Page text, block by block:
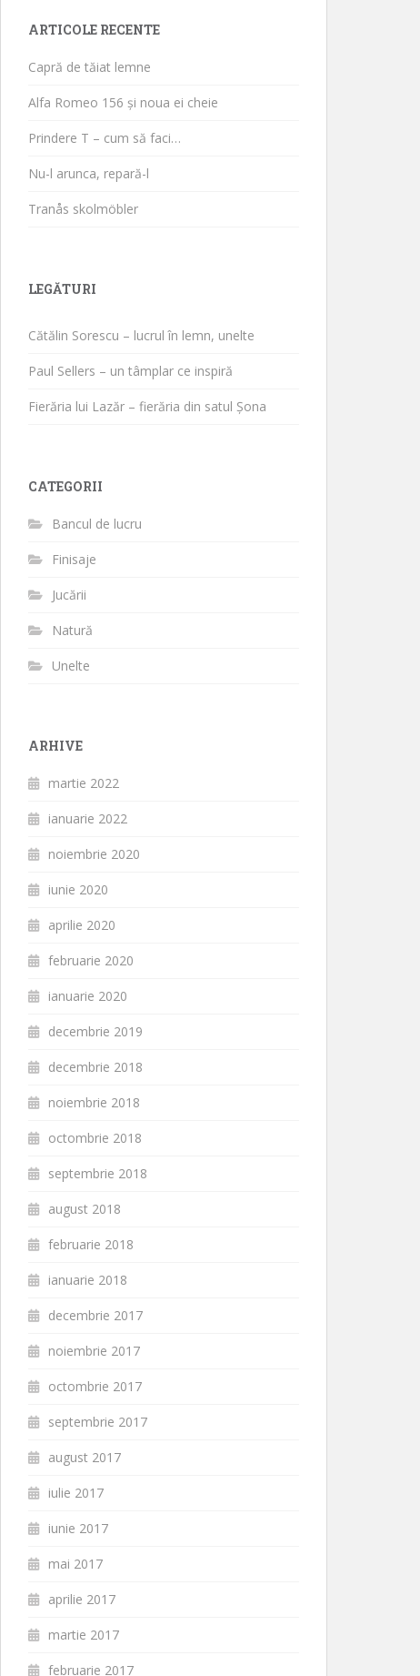
ARTICOLE RECENTE
Capră de tăiat lemne
Alfa Romeo 156 și noua ei cheie
Prindere T – cum să faci…
Nu-l arunca, repară-l
Tranås skolmöbler
LEGĂTURI
Cătălin Sorescu – lucrul în lemn, unelte
Paul Sellers – un tâmplar ce inspiră
Fierăria lui Lazăr – fierăria din satul Șona
CATEGORII
Bancul de lucru
Finisaje
Jucării
Natură
Unelte
ARHIVE
martie 2022
ianuarie 2022
noiembrie 2020
iunie 2020
aprilie 2020
februarie 2020
ianuarie 2020
decembrie 2019
decembrie 2018
noiembrie 2018
octombrie 2018
septembrie 2018
august 2018
februarie 2018
ianuarie 2018
decembrie 2017
noiembrie 2017
octombrie 2017
septembrie 2017
august 2017
iulie 2017
iunie 2017
mai 2017
aprilie 2017
martie 2017
februarie 2017